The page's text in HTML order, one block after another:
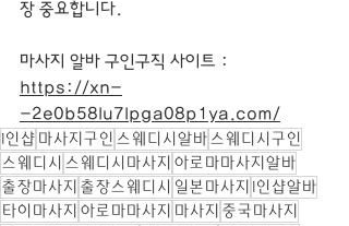
장 중요합니다.
마사지 알바 구인구직 사이트 :
https://xn-
-2e0b58lu7lpga08p1ya.com/
1인샵 마사지구인 스웨디시알바 스웨디시구인
스웨디시 스웨디시마사지 아로마마사지알바
출장마사지 출장스웨디시 일본마사지 1인샵알바
타이마사지 아로마마사지 마사지 중국마사지